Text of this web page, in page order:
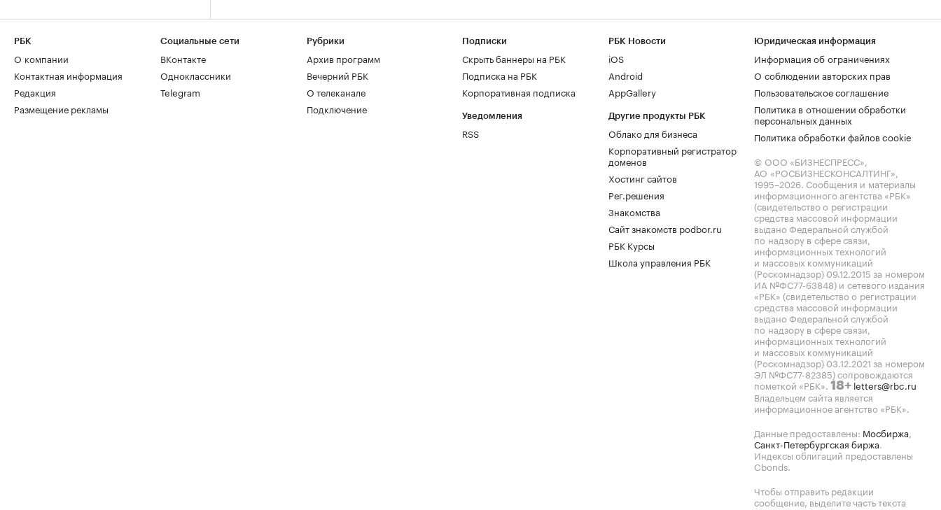
РБК
О компании
Контактная информация
Редакция
Размещение рекламы
Социальные сети
ВКонтакте
Одноклассники
Telegram
Рубрики
Архив программ
Вечерний РБК
О телеканале
Подключение
Подписки
Скрыть баннеры на РБК
Подписка на РБК
Корпоративная подписка
Уведомления
RSS
РБК Новости
iOS
Android
AppGallery
Другие продукты РБК
Облако для бизнеса
Корпоративный регистратор
доменов
Хостинг сайтов
Рег.решения
Знакомства
Сайт знакомств podbor.ru
РБК Курсы
Школа управления РБК
Юридическая информация
Информация об ограничениях
О соблюдении авторских прав
Пользовательское соглашение
Политика в отношении обработки
персональных данных
Политика обработки файлов cookie
© ООО «БИЗНЕСПРЕСС»,
АО «РОСБИЗНЕСКОНСАЛТИНГ»,
1995–2026. Сообщения и материалы
информационного агентства «РБК»
(свидетельство о регистрации
средства массовой информации
выдано Федеральной службой
по надзору в сфере связи,
информационных технологий
и массовых коммуникаций
(Роскомнадзор) 09.12.2015 за номером
ИА №ФС77-63848) и сетевого издания
«РБК» (свидетельство о регистрации
средства массовой информации
выдано Федеральной службой
по надзору в сфере связи,
информационных технологий
и массовых коммуникаций
(Роскомнадзор) 03.12.2021 за номером
ЭЛ №ФС77-82385) сопровождаются
пометкой «РБК». 18+ letters@rbc.ru
Владельцем сайта является
информационное агентство «РБК».
Данные предоставлены: Мосбиржа,
Санкт-Петербургская биржа.
Индексы облигаций предоставлены
Cbonds.
Чтобы отправить редакции
сообщение, выделите часть текста